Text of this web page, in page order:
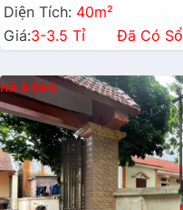
Diện Tích: 40m²
Giá:3-3.5 Tỉ Đã Có Sổ
HÀ ĐÔNG